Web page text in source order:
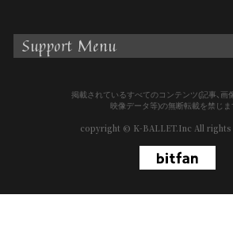
Support Menu
掲載されているすべてのコンテンツ(記事、画像
映像データ等)の無断転載を禁じま
copyright © K-BALLET.Inc All